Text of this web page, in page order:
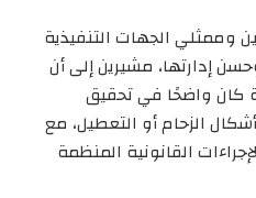
وممثلي الجهات التنفيذية
إدارتها، مشيرين إلى أن
كان واضحًا في تحقيق
الزحام أو التعطيل، مع
القانونية المنظمة